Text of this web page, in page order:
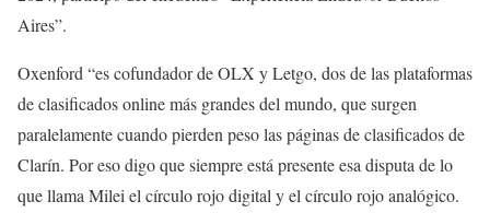
Aires”.
Oxenford “es cofundador de OLX y Letgo, dos de las plataformas
de clasificados online más grandes del mundo, que surgen
paralelamente cuando pierden peso las páginas de clasificados de
Clarín. Por eso digo que siempre está presente esa disputa de lo
que llama Milei el círculo rojo digital y el círculo rojo analógico.